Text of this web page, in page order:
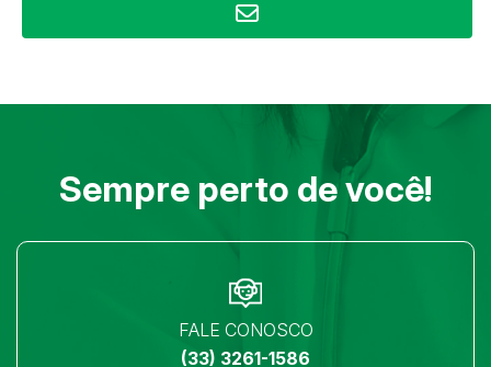
Sempre perto de você!
FALE CONOSCO
(33) 3261-1586